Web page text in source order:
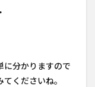
に分かりますので
くださいね。